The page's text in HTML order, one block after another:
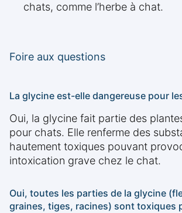
chats, comme l’herbe à chat.
Foire aux questions
La glycine est-elle dangereuse pour
Oui, la glycine fait partie des
pour chats. Elle renferme des
hautement toxiques pouvant
intoxication grave chez le chat.
Oui, toutes les parties de la glycine
graines, tiges, racines) sont toxiques